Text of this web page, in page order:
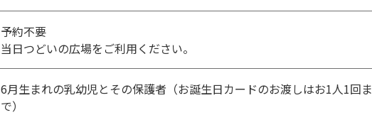
予約不要
当日つどいの広場をご利用ください。
6月生まれの乳幼児とその保護者（お誕生日カードのお渡しはお1人1回ま
で）